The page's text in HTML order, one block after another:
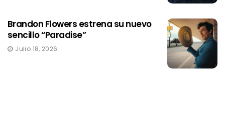
Brandon Flowers estrena su nuevo
sencillo “Paradise”
Julio 18, 2026